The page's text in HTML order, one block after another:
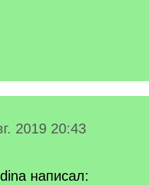
2019 20:43
написал: